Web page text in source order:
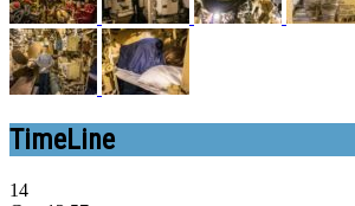
TimeLine
14